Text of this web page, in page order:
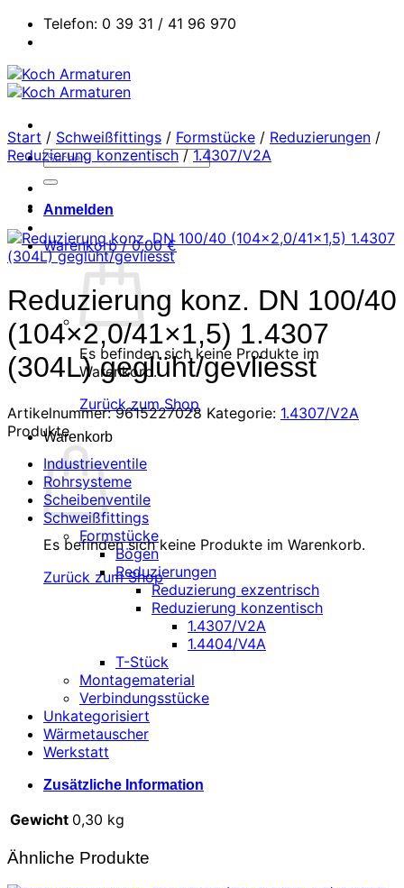
Zum
Inhalt
Telefon: 0 39 31 / 41 96 970
Suchen
Anmelden
Warenkorb /0,00€
Es befinden sich keine Produkte im
Warenkorb.
Zurück zum Shop
Warenkorb
Es befinden sich keine Produkte im Warenkorb.
Zurück zum Shop
Start / Schweißfittings / Formstücke / Reduzierungen /
Reduzierung konzentisch / 1.4307/V2A
Reduzierung konz. DN 100/40
(104×2,0/41×1,5) 1.4307
(304L) geglüht/gevliesst
Artikelnummer:9615227028 Kategorie: 1.4307/V2A
Produkte
Industrieventile
Rohrsysteme
Scheibenventile
Schweißfittings
Formstücke
Bögen
Reduzierungen
Reduzierung exzentrisch
Reduzierung konzentisch
1.4307/V2A
1.4404/V4A
T-Stück
Montagematerial
Verbindungsstücke
Unkategorisiert
Wärmetauscher
Werkstatt
Zusätzliche Information
Gewicht 0,30 kg
Ähnliche Produkte